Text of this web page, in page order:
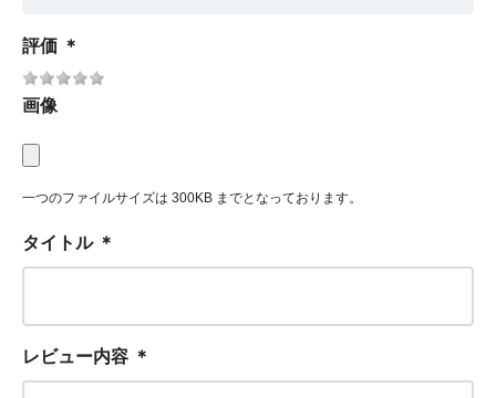
評価 ＊
画像
一つのファイルサイズは 300KB までとなっております。
タイトル ＊
レビュー内容 ＊